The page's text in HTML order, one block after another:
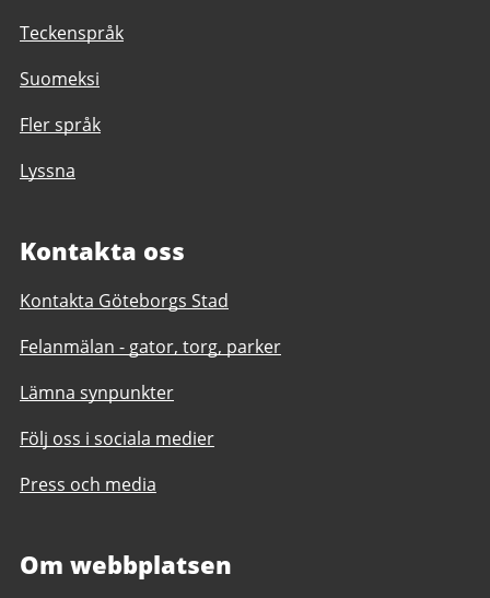
Teckenspråk
Suomeksi
Fler språk
Lyssna
Kontakta oss
Kontakta Göteborgs Stad
Felanmälan - gator, torg, parker
Lämna synpunkter
Följ oss i sociala medier
Press och media
Om webbplatsen